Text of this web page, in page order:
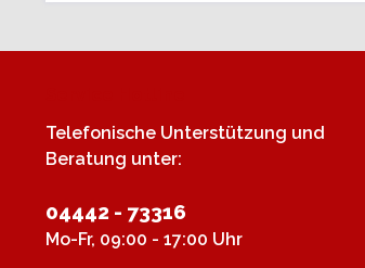
Telefonische Unterstützung und
Beratung unter:
04442 - 73316
Mo-Fr, 09:00 - 17:00 Uhr